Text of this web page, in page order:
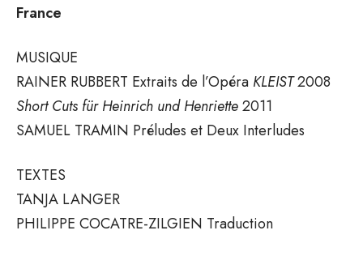
France
MUSIQUE
RAINER RUBBERT Extraits de l’Opéra KLEIST2008
Short Cuts für Heinrich und Henriette2011
SAMUEL TRAMIN Préludes et Deux Interludes
TEXTES
TANJA LANGER
PHILIPPE COCATRE-ZILGIEN Traduction